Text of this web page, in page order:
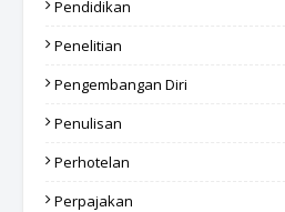
Pendidikan
Penelitian
Pengembangan Diri
Penulisan
Perhotelan
Perpajakan